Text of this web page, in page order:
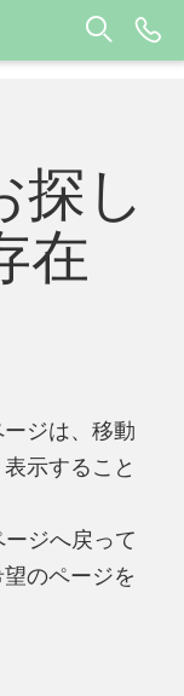
探し
在
ジは、移動
示すること
ジへ戻って
のページを